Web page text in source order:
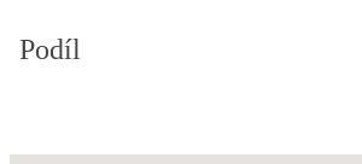
Podíl